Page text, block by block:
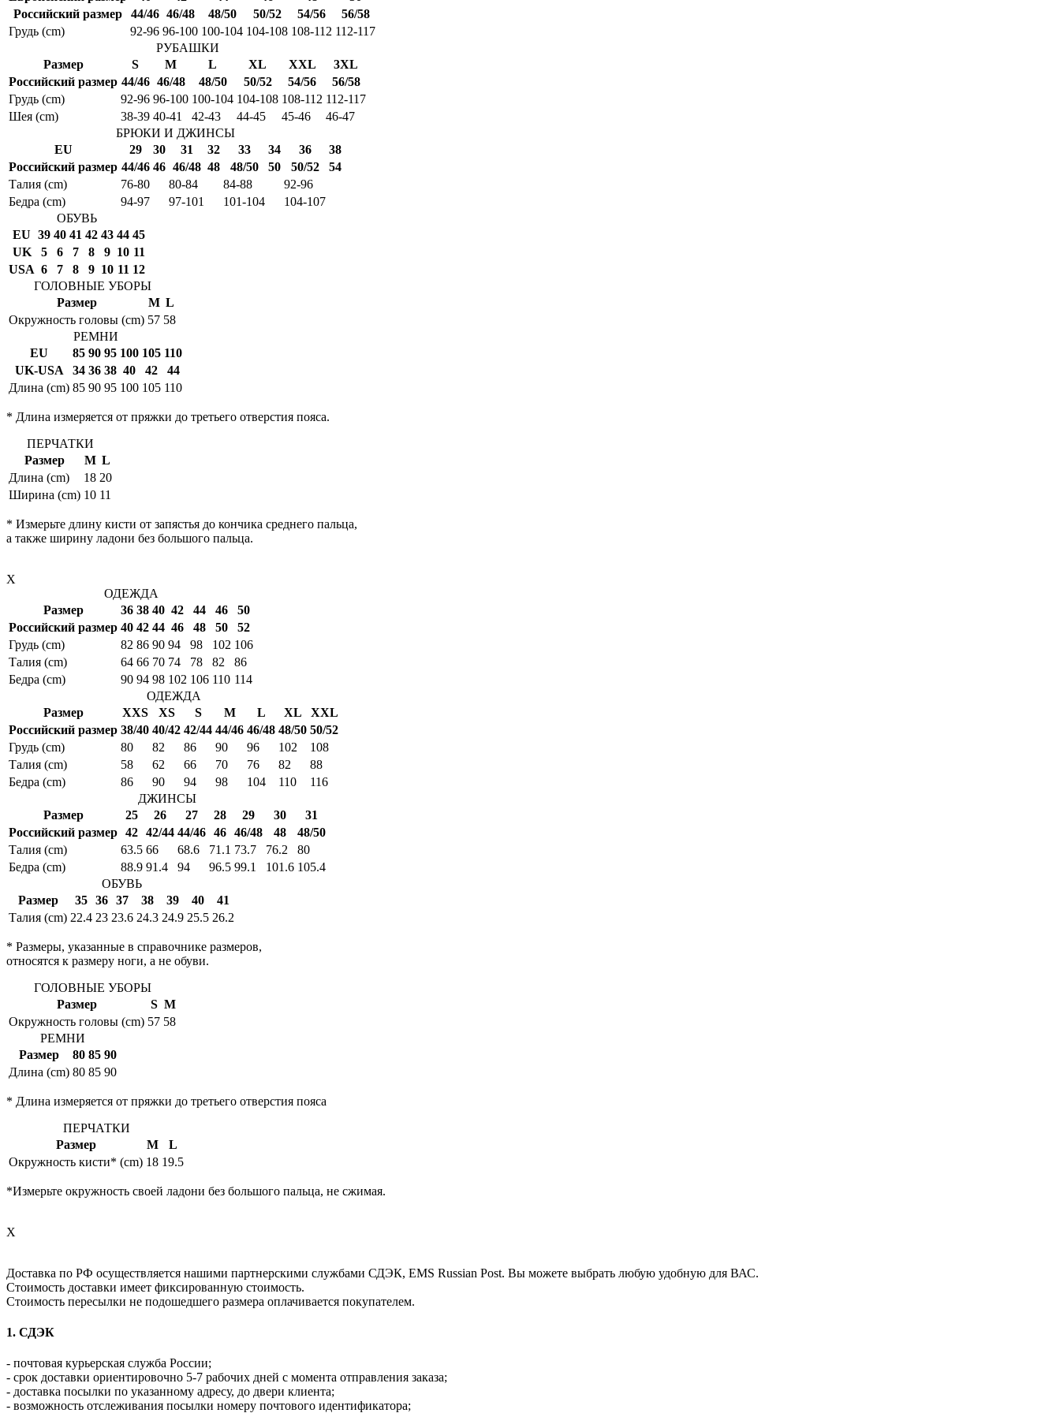
Российский размер
44/46 46/48 48/50 50/52 54/56
56/58
Грудь (cm)
92-96 96-100 100-104 104-108 108-112 112-117
РУБАШКИ
Размер
S M L XL XXL
3XL
Российский размер 44/46 46/48 48/50 50/52 54/56
56/58
Грудь (cm)
92-96 96-100 100-104 104-108 108-112 112-117
Шея (cm)
38-39 40-41 42-43 44-45 45-46
46-47
БРЮКИ И ДЖИНСЫ
EU
29 30 31 32 33 34 36
38
Российский размер 44/46 46 46/48 48 48/50 50 50/52
54
Талия (cm)
76-80 80-84 84-88
92-96
Бедра (cm)
94-97 97-101 101-104
104-107
ОБУВЬ
EU 39 40 41 42 43 44 45
UK
5 6 7 8 9 10 11
USA 6 7 8 9 10 11 12
ГОЛОВНЫЕ УБОРЫ
Размер
M L
Окружность головы (cm) 57 58
РЕМНИ
EU
85 90 95 100 105 110
UK-USA
34 36 38 40 42
44
Длина (cm) 85 90 95 100 105 110
* Длина измеряется от пряжки до третьего отверстия пояса.
ПЕРЧАТКИ
Размер
M L
Длина (cm)
18 20
Ширина (cm) 10 11
* Измерьте длину кисти от запястья до кончика среднего пальца,
а также ширину ладони без большого пальца.
X
ОДЕЖДА
Размер
36 38 40 42 44 46
50
Российский размер 40 42 44 46 48 50
52
Грудь (cm)
82 86 90 94 98 102 106
Талия (cm)
64 66 70 74 78 82
86
Бедра (cm)
90 94 98 102 106 110 114
ОДЕЖДА
Размер
XXS XS S M L XL
XXL
Российский размер 38/40 40/42 42/44 44/46 46/48 48/50 50/52
Грудь (cm)
80 82 86 90 96 102
108
Талия (cm)
58 62 66 70 76 82
88
Бедра (cm)
86 90 94 98 104 110
116
ДЖИНСЫ
Размер
25 26 27 28 29 30
31
Российский размер 42 42/44 44/46 46 46/48 48
48/50
Талия (cm)
63.5 66 68.6 71.1 73.7 76.2
80
Бедра (cm)
88.9 91.4 94 96.5 99.1 101.6 105.4
ОБУВЬ
Размер
35 36 37 38 39 40
41
Талия (cm) 22.4 23 23.6 24.3 24.9 25.5 26.2
* Размеры, указанные в справочнике размеров,
относятся к размеру ноги, а не обуви.
ГОЛОВНЫЕ УБОРЫ
Размер
S M
Окружность головы (cm) 57 58
РЕМНИ
Размер
80 85 90
Длина (cm) 80 85 90
* Длина измеряется от пряжки до третьего отверстия пояса
ПЕРЧАТКИ
Размер
M
L
Окружность кисти* (cm) 18 19.5
*Измерьте окружность своей ладони без большого пальца, не сжимая.
X
Доставка по РФ осуществляется нашими партнерскими службами СДЭК, EMS Russian Post. Вы можете выбрать любую удобную для ВАС.
Стоимость доставки имеет фиксированную стоимость.
Стоимость пересылки не подошедшего размера оплачивается покупателем.
1. СДЭК
- почтовая курьерская служба России;
- срок доставки ориентировочно 5-7 рабочих дней с момента отправления заказа;
- доставка посылки по указанному адресу, до двери клиента;
- возможность отслеживания посылки номеру почтового идентификатора;